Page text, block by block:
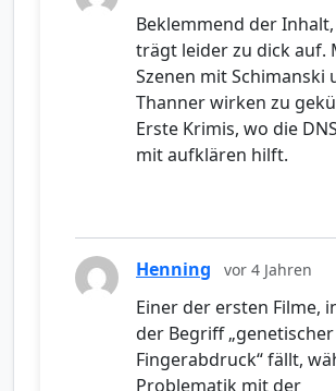
Beklemmend der
trägt leider zu dick auf.
Szenen mit Schimanski
Thanner wirken zu
Erste Krimis, wo die
mit aufklären hilft.
Henning vor 4 Jahren
Einer der ersten Filme,
der Begriff „genetischer
Fingerabdruck“ fällt,
Problematik mit der